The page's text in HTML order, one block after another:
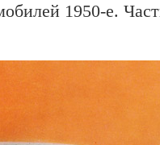
1950-е.